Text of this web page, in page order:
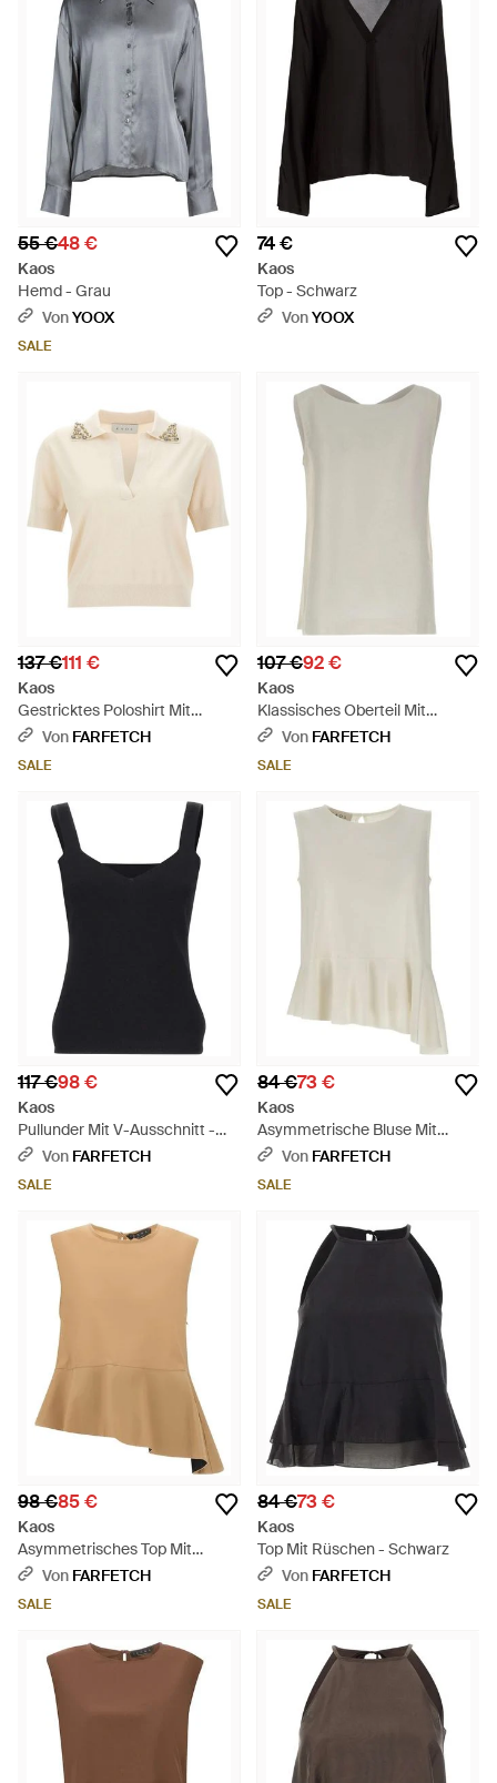
55 €48 €
Kaos
Hemd - Grau
VonYOOX
SALE
74 €
Kaos
Top - Schwarz
VonYOOX
137 €111 €
Kaos
Gestricktes Poloshirt Mit
Schmucksteinen - Natur
Von FARFETCH
SALE
107 €92 €
Kaos
Klassisches Oberteil Mit
Seitenschlitz - Natur
Von FARFETCH
SALE
117 €98 €
Kaos
Pullunder Mit V-Ausschnitt -
Schwarz
Von FARFETCH
SALE
84 €73 €
Kaos
Asymmetrische Bluse Mit
Rüschen - Natur
Von FARFETCH
SALE
98 €85 €
Kaos
Asymmetrisches Top Mit
Volants - Natur
Von FARFETCH
SALE
84 €73 €
Kaos
Top Mit Rüschen - Schwarz
Von FARFETCH
SALE